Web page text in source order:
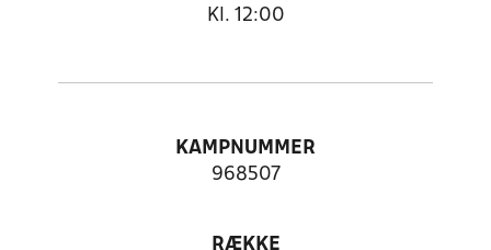
Kl. 12:00
KAMPNUMMER
968507
RÆKKE